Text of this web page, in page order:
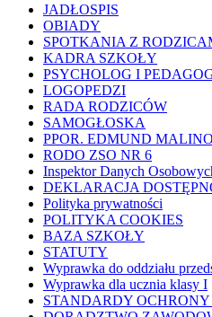
JADŁOSPIS
OBIADY
SPOTKANIA Z
KADRA SZKOŁY
PSYCHOLOG I
LOGOPEDZI
RADA RODZICÓW
SAMOGŁOSKA
PPOR. EDMUND
RODO ZSO NR 6
Inspektor Danych
DEKLARACJA
Polityka prywatności
POLITYKA COOKIES
BAZA SZKOŁY
STATUTY
Wyprawka do oddziału
Wyprawka dla ucznia klasy I
STANDARDY